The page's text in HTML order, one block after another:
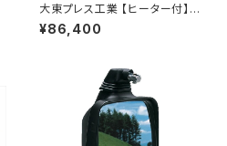
大東プレス工業 【ヒーター付】ハ
イウェイリモコンミラー DI-722
1CXE
¥86,400